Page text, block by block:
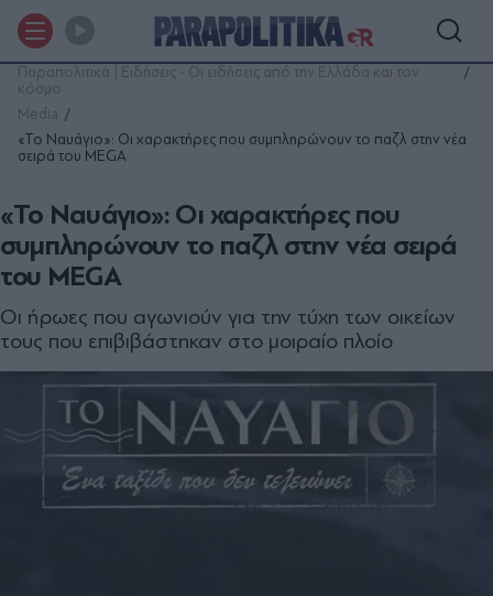
Παραπολιτικά | Ειδήσεις - Οι ειδήσεις από την Ελλάδα και τον
κόσμο
Media
«Το Ναυάγιο»: Οι χαρακτήρες που συμπληρώνουν το παζλ στην νέα
σειρά του MEGA
«Το Ναυάγιο»: Οι χαρακτήρες που
συμπληρώνουν το παζλ στην νέα σειρά
του MEGA
Οι ήρωες που αγωνιούν για την τύχη των οικείων
τους που επιβιβάστηκαν στο μοιραίο πλοίο